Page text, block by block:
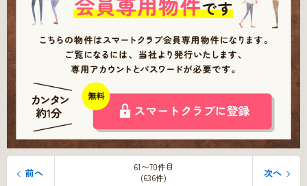
61〜70件目
(636件)
前へ 次へ